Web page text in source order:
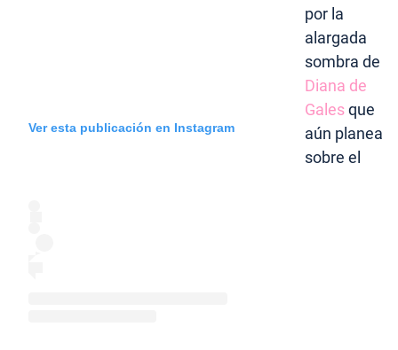
Ver esta publicación en Instagram
por la
alargada
sombra de
Diana de
Galesque
aún planea
sobre el